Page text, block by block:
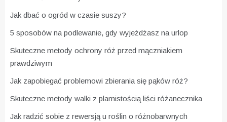
Jak dbać o ogród w czasie suszy?
5 sposobów na podlewanie, gdy wyjeżdżasz na urlop
Skuteczne metody ochrony róż przed mączniakiem
prawdziwym
Jak zapobiegać problemowi zbierania się pąków róż?
Skuteczne metody walki z plamistością liści różanecznika
Jak radzić sobie z rewersją u roślin o różnobarwnych